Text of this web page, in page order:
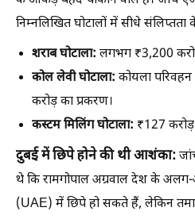
निम्नलिखित घोटालों में सीधे
शराब घोटाला: लगभग ₹3,200
कोल लेवी घोटाला: कोयला
करोड़ का प्रकरण।
कस्टम मिलिंग घोटाला: ₹127 करोड़
दुबई में छिपे होने की थी आशंका:
थे कि रामगोपाल अग्रवाल देश के
(UAE) में छिपे हो सकते हैं, लेकिन